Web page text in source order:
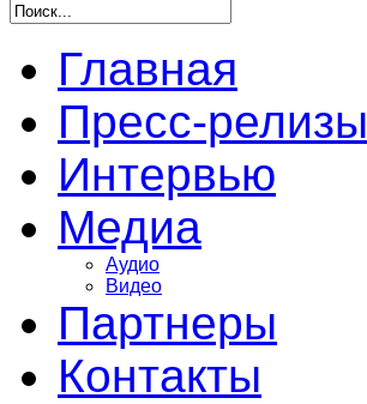
Главная
Пресс-релизы
Интервью
Медиа
Аудио
Видео
Партнеры
Контакты